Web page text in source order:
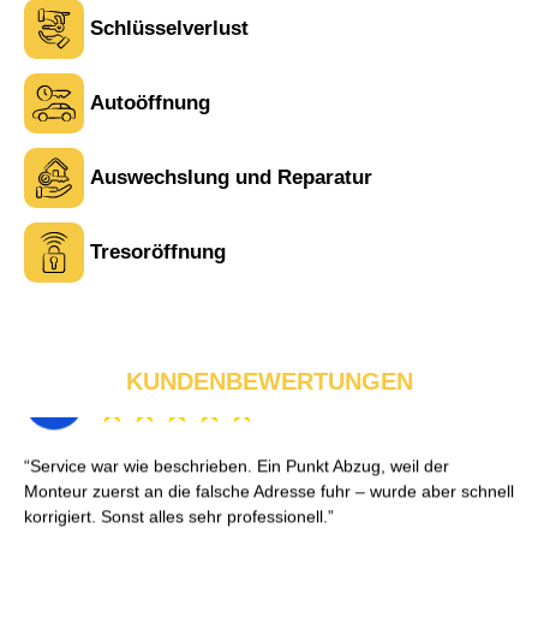
Schlüsselverlust
Autoöffnung
Auswechslung und Reparatur
Tresoröffnung
KUNDENBEWERTUNGEN
schnell, aber ich musste 5 Minuten auf den Rückruf warten.
Insgesamt aber ein guter und seriöser Service.
T Tina R. aus Uster
Service war wie beschrieben. Ein Punkt Abzug, weil der
Monteur zuerst an die falsche Adresse fuhr – wurde aber schnell
J
Ich habe mich morgens aus meiner Wohnung ausgesperrt. Der